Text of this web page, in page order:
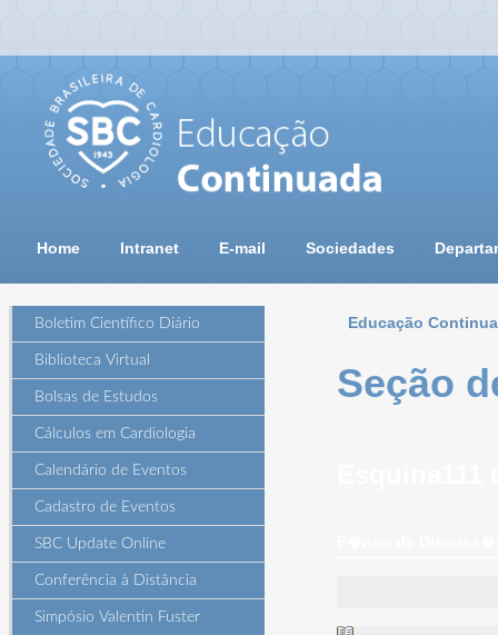
Home Intranet E-mail Sociedades
Boletim Científico Diário
Biblioteca Virtual
Bolsas de Estudos
Cálculos em Cardiologia
Calendário de Eventos
Cadastro de Eventos
SBC Update Online
Conferência à Distância
Simpósio Valentin Fuster
Educação
Seção